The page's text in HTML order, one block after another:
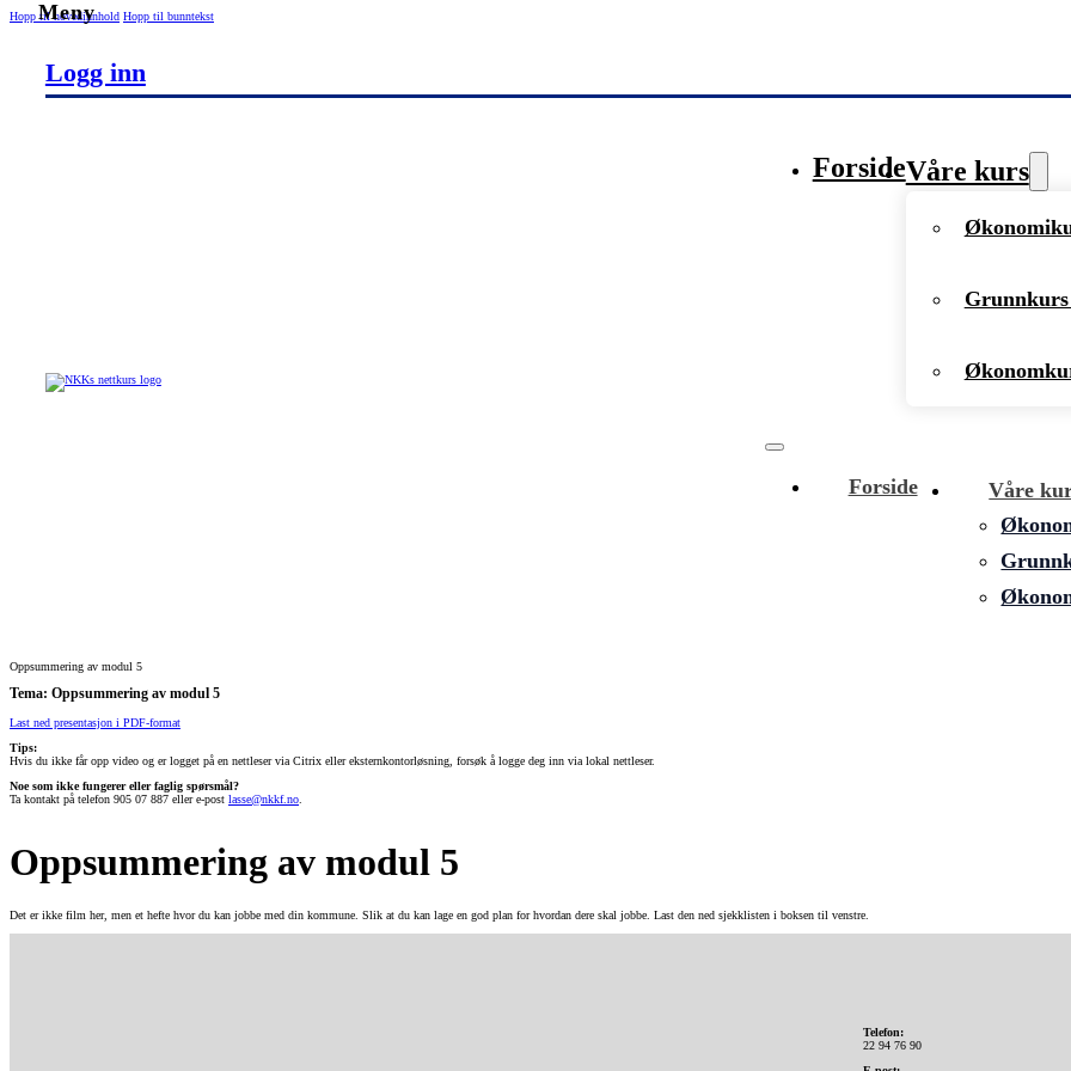
Hopp til hovedinnhold Hopp til bunntekst
Logg inn
ForsideVåre kurs
Forside
Våre
Oppsummering av modul 5
Tema: Oppsummering av modul 5
Last ned presentasjon i PDF-format
Tips:
Hvis du ikke får opp video og er logget på en nettleser via Citrix eller eksternkontorløsning, forsøk å logge deg inn via lokal nettleser.
Noe som ikke fungerer eller faglig spørsmål?
Ta kontakt på telefon 905 07 887 eller e-post lasse@nkkf.no
Oppsummering av modul 5
Det er ikke film her, men et hefte hvor du kan jobbe med din kommune. Slik at du kan lage en god plan for hvordan dere skal jobbe. Last den ned sjekklisten i boksen til venstre.
Telefon:
22 94 76 90